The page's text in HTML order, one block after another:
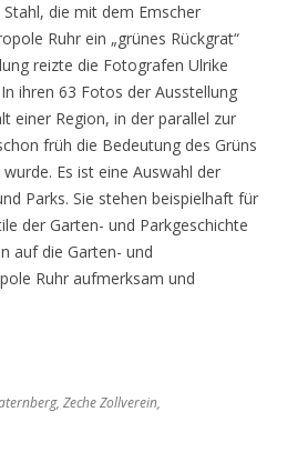
die mit dem Emscher
Ruhr ein „grünes Rückgrat“
reizte die Fotografen Ulrike
ihren 63 Fotos der Ausstellung
einer Region, in der parallel zur
früh die Bedeutung des Grüns
Es ist eine Auswahl der
Parks. Sie stehen beispielhaft für
der Garten- und Parkgeschichte
auf die Garten- und
Ruhr aufmerksam und
Zeche Zollverein,